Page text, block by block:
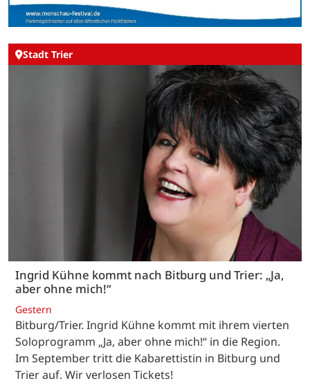
Stadt Trier
Ingrid Kühne kommt nach Bitburg und Trier: „Ja,
aber ohne mich!“
Gestern
Bitburg/Trier. Ingrid Kühne kommt mit ihrem vierten
Soloprogramm „Ja, aber ohne mich!“ in die Region.
Im September tritt die Kabarettistin in Bitburg und
Trier auf. Wir verlosen Tickets!